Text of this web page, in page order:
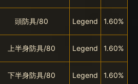
頭防具/80 Legend 1.60%
上半身防具/80 Legend 1.60%
下半身防具/80 Legend 1.60%